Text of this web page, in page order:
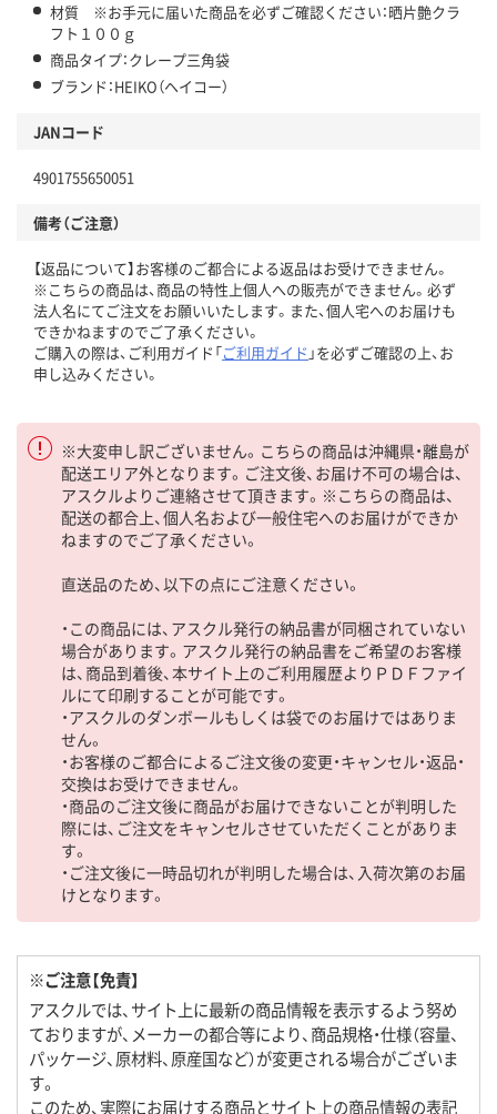
材質 ※お手元に届いた商品を必ずご確認ください：晒片艶クラ
フト１００ｇ
商品タイプ：クレープ三角袋
ブランド：HEIKO（ヘイコー）
JANコード
4901755650051
備考（ご注意）
【返品について】お客様のご都合による返品はお受けできません。
※こちらの商品は、商品の特性上個人への販売ができません。必ず
法人名にてご注文をお願いいたします。また、個人宅へのお届けも
できかねますのでご了承ください。
ご購入の際は、ご利用ガイド「ご利用ガイド 」を必ずご確認の上、お
申し込みください。
※大変申し訳ございません。こちらの商品は沖縄県・離島が
配送エリア外となります。ご注文後、お届け不可の場合は、
アスクルよりご連絡させて頂きます。※こちらの商品は、
配送の都合上、個人名および一般住宅へのお届けができか
ねますのでご了承ください。
直送品のため、以下の点にご注意ください。
・この商品には、アスクル発行の納品書が同梱されていない
場合があります。アスクル発行の納品書をご希望のお客様
は、商品到着後、本サイト上のご利用履歴よりＰＤＦファイ
ルにて印刷することが可能です。
・アスクルのダンボールもしくは袋でのお届けではありま
せん。
・お客様のご都合によるご注文後の変更・キャンセル・返品・
交換はお受けできません。
・商品のご注文後に商品がお届けできないことが判明した
際には、ご注文をキャンセルさせていただくことがありま
す。
・ご注文後に一時品切れが判明した場合は、入荷次第のお届
けとなります。
※ご注意【免責】
アスクルでは、サイト上に最新の商品情報を表示するよう努め
ておりますが、メーカーの都合等により、商品規格・仕様（容量、
パッケージ、原材料、原産国など）が変更される場合がございま
す。
このため、実際にお届けする商品とサイト上の商品情報の表記